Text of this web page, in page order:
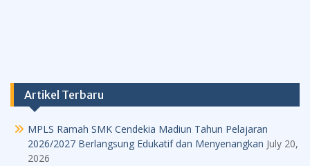
Artikel Terbaru
MPLS Ramah SMK Cendekia Madiun Tahun Pelajaran
2026/2027 Berlangsung Edukatif dan Menyenangkan July 20,
2026